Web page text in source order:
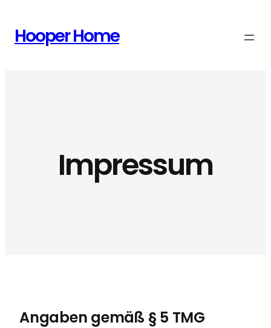
Inhalt
springen
Hooper Home
Impressum
Angaben gemäß § 5 TMG